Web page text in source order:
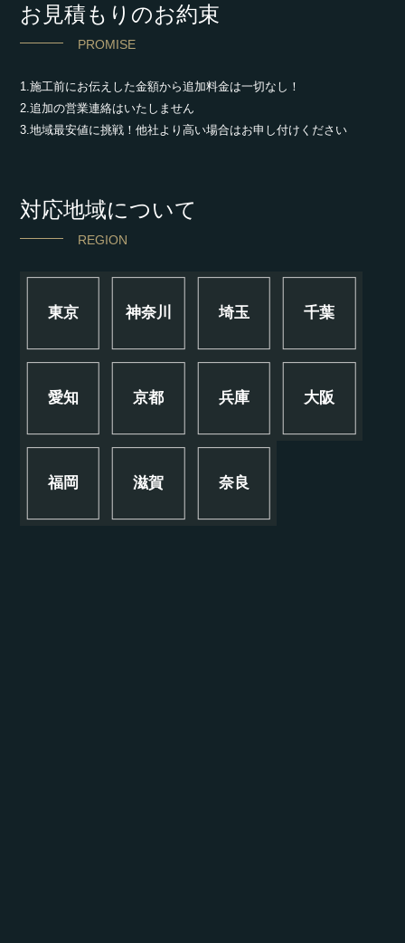
お見積もりのお約束
PROMISE
1.施工前にお伝えした金額から追加料金は一切なし！
2.追加の営業連絡はいたしません
3.地域最安値に挑戦！他社より高い場合はお申し付けください
対応地域について
REGION
東京 神奈川 埼玉 千葉
愛知 京都 兵庫 大阪
福岡 滋賀 奈良